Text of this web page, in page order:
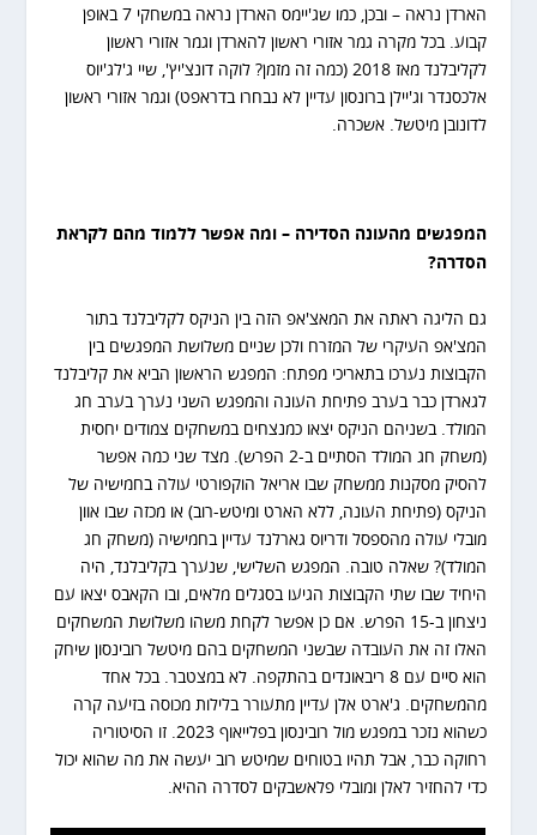
הארדן נראה – ובכן, כמו שג'יימס הארדן נראה במשחקי 7 באופן
קבוע. בכל מקרה גמר אזורי ראשון להארדן וגמר אזורי ראשון
לקליבלנד מאז 2018 (כמה זה מזמן? לוקה דונצ'יץ', שיי ג'לג'יוס
אלכסנדר וג'יילן ברונסון עדיין לא נבחרו בדראפט) וגמר אזורי ראשון
לדונובן מיטשל. אשכרה.
המפגשים מהעונה הסדירה – ומה אפשר ללמוד מהם לקראת
הסדרה?
גם הליגה ראתה את המאצ'אפ הזה בין הניקס לקליבלנד בתור
המצ'אפ העיקרי של המזרח ולכן שניים משלושת המפגשים בין
הקבוצות נערכו בתאריכי מפתח: המפגש הראשון הביא את קליבלנד
לגארדן כבר בערב פתיחת העונה והמפגש השני נערך בערב חג
המולד. בשניהם הניקס יצאו כמנצחים במשחקים צמודים יחסית
(משחק חג המולד הסתיים ב-2 הפרש). מצד שני כמה אפשר
להסיק מסקנות ממשחק שבו אריאל הוקפורטי עולה בחמישיה של
הניקס (פתיחת העונה, ללא הארט ומיטש-רוב) או מכזה שבו אוון
מובלי עולה מהספסל ודריוס גארלנד עדיין בחמישיה (משחק חג
המולד)? שאלה טובה. המפגש השלישי, שנערך בקליבלנד, היה
היחיד שבו שתי הקבוצות הגיעו בסגלים מלאים, ובו הקאבס יצאו עם
ניצחון ב-15 הפרש. אם כן אפשר לקחת משהו משלושת המשחקים
האלו זה את העובדה שבשני המשחקים בהם מיטשל רובינסון שיחק
הוא סיים עם 8 ריבאונדים בהתקפה. לא במצטבר. בכל אחד
מהמשחקים. ג'ארט אלן עדיין מתעורר בלילות מכוסה בזיעה קרה
כשהוא נזכר במפגש מול רובינסון בפלייאוף 2023. זו הסיטוריה
רחוקה כבר, אבל תהיו בטוחים שמיטש רוב יעשה את מה שהוא יכול
כדי להחזיר לאלן ומובלי פלאשבקים לסדרה ההיא.